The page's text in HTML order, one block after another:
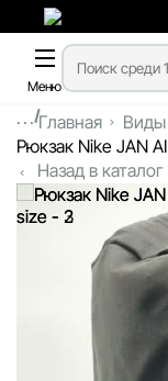
Меню
...Главная Виды
Рюкзак Nike JAN
Назад в каталог